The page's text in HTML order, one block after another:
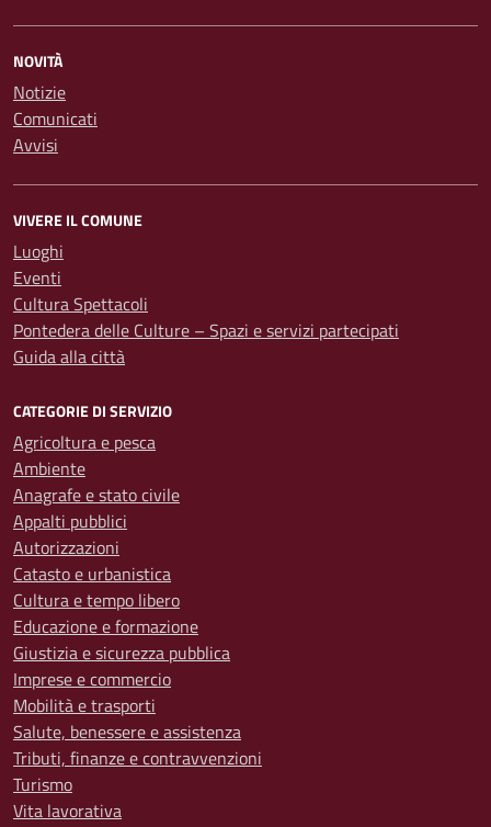
NOVITÀ
Notizie
Comunicati
Avvisi
VIVERE IL COMUNE
Luoghi
Eventi
Cultura Spettacoli
Pontedera delle Culture – Spazi e servizi partecipati
Guida alla città
CATEGORIE DI SERVIZIO
Agricoltura e pesca
Ambiente
Anagrafe e stato civile
Appalti pubblici
Autorizzazioni
Catasto e urbanistica
Cultura e tempo libero
Educazione e formazione
Giustizia e sicurezza pubblica
Imprese e commercio
Mobilità e trasporti
Salute, benessere e assistenza
Tributi, finanze e contravvenzioni
Turismo
Vita lavorativa